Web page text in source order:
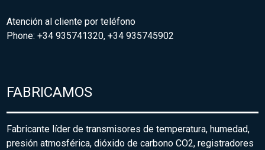
Atención al cliente por teléfono
Phone: +34 935741320, +34 935745902
FABRICAMOS
Fabricante líder de transmisores de temperatura, humedad,
presión atmosférica, dióxido de carbono CO2, registradores